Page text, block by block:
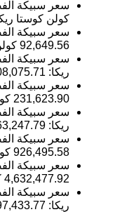
سعر سبيكة الفضة 50 جرام في
كولن كوستا
سعر سبيكة الفضة 100 جرام في
92,649.56
ريكا:
سعر سبيكة الفضة 250 جرام (ربع كيلو) في
231,623.90
ريكا:
سعر سبيكة الفضة 1,000 جرام (1 كيلو) في
926,495.58
سعر سبيكة الفضة 5,000 جرام (5 كيلو) في
4,632,477.92
ريكا: